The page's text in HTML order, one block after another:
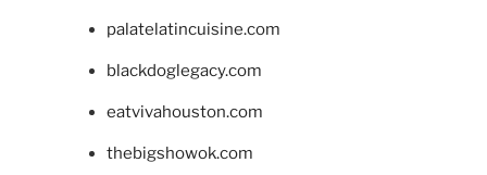
palatelatincuisine.com
blackdoglegacy.com
eatvivahouston.com
thebigshowok.com